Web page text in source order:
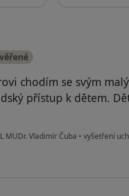
chodím se svým
přístup k dětem.
MUDr. Vladimír Čuba • vyšetření